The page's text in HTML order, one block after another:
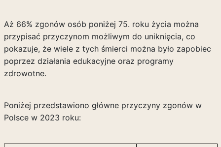
Aż 66% zgonów osób poniżej 75. roku życia można
przypisać przyczynom możliwym do uniknięcia, co
pokazuje, że wiele z tych śmierci można było zapobiec
poprzez działania edukacyjne oraz programy
zdrowotne.
Poniżej przedstawiono główne przyczyny zgonów w
Polsce w 2023 roku: